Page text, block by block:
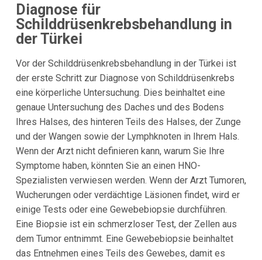
Diagnose für
Schilddrüsenkrebsbehandlung in
der Türkei
Vor der Schilddrüsenkrebsbehandlung in der Türkei ist
der erste Schritt zur Diagnose von Schilddrüsenkrebs
eine körperliche Untersuchung. Dies beinhaltet eine
genaue Untersuchung des Daches und des Bodens
Ihres Halses, des hinteren Teils des Halses, der Zunge
und der Wangen sowie der Lymphknoten in Ihrem Hals.
Wenn der Arzt nicht definieren kann, warum Sie Ihre
Symptome haben, könnten Sie an einen HNO-
Spezialisten verwiesen werden. Wenn der Arzt Tumoren,
Wucherungen oder verdächtige Läsionen findet, wird er
einige Tests oder eine Gewebebiopsie durchführen.
Eine Biopsie ist ein schmerzloser Test, der Zellen aus
dem Tumor entnimmt. Eine Gewebebiopsie beinhaltet
das Entnehmen eines Teils des Gewebes, damit es